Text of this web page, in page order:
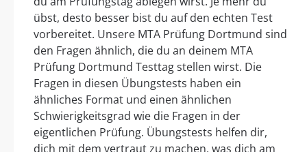
übst, desto besser bist du auf den echten Test
vorbereitet. Unsere MTA Prüfung Dortmund sind
den Fragen ähnlich, die du an deinem MTA
Prüfung Dortmund Testtag stellen wirst. Die
Fragen in diesen Übungstests haben ein
ähnliches Format und einen ähnlichen
Schwierigkeitsgrad wie die Fragen in der
eigentlichen Prüfung. Übungstests helfen dir,
dich mit dem vertraut zu machen, was dich am